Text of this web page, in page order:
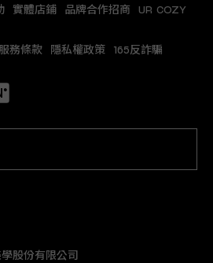
股份有限公司
實體店鋪 品牌合作招商 UR COZY
服務條款 隱私權政策 165反詐騙